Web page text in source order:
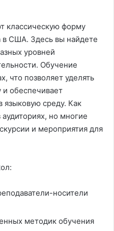
классическую форму
в США. Здесь вы найдете
уровней
Обучение
что позволяет уделять
и обеспечивает
языковую среду. Как
аудиториях, но многие
и мероприятия для
носители
методик обучения